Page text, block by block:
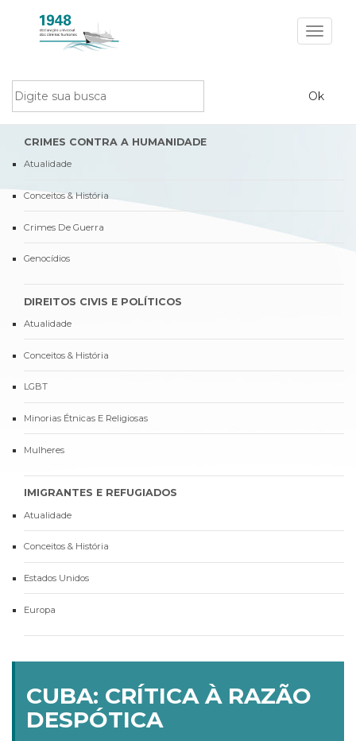
Toggle
CRIMES CONTRA A HUMANIDADE
Atualidade
Conceitos & História
Crimes De Guerra
Genocídios
DIREITOS CIVIS E POLÍTICOS
Atualidade
Conceitos & História
LGBT
Minorias Étnicas E Religiosas
Mulheres
IMIGRANTES E REFUGIADOS
Atualidade
Conceitos & História
Estados Unidos
Europa
CUBA: CRÍTICA À RAZÃO
DESPÓTICA